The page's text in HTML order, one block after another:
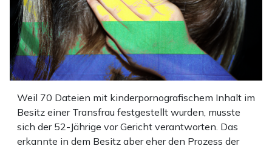
Weil 70 Dateien mit kinderpornografischem Inhalt im
Besitz einer Transfrau festgestellt wurden, musste
sich der 52-Jährige vor Gericht verantworten. Das
erkannte in dem Besitz aber eher den Prozess der